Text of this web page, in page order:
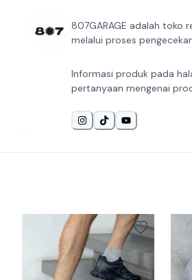
807GARAGE adalah toko
melalui proses
Informasi produk pada
pertanyaan mengenai